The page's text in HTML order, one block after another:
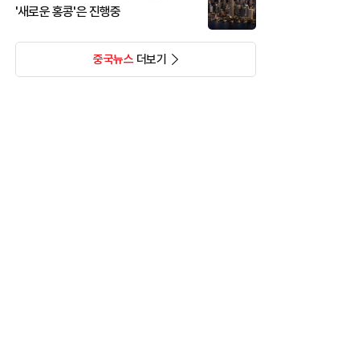
'새로운 홍콩'은 진행중
중국뉴스더보기